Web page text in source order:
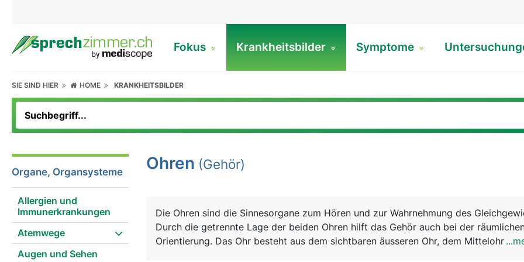
Fokus Krankheitsbilder Symptome
SIE SIND HIER HOME KRANKHEITSBILDER
Organe, Organsysteme
Allergien und
Immunerkrankungen
Atemwege
Augen und Sehen
Ohren (Gehör)
Die Ohren sind die Sinnesorgane zum Hören und zur Wahrnehmung des
Durch die getrennte Lage der beiden Ohren hilft das Gehör auch bei der
Orientierung. Das Ohr besteht aus dem sichtbaren äusseren Ohr, dem Mittelohr